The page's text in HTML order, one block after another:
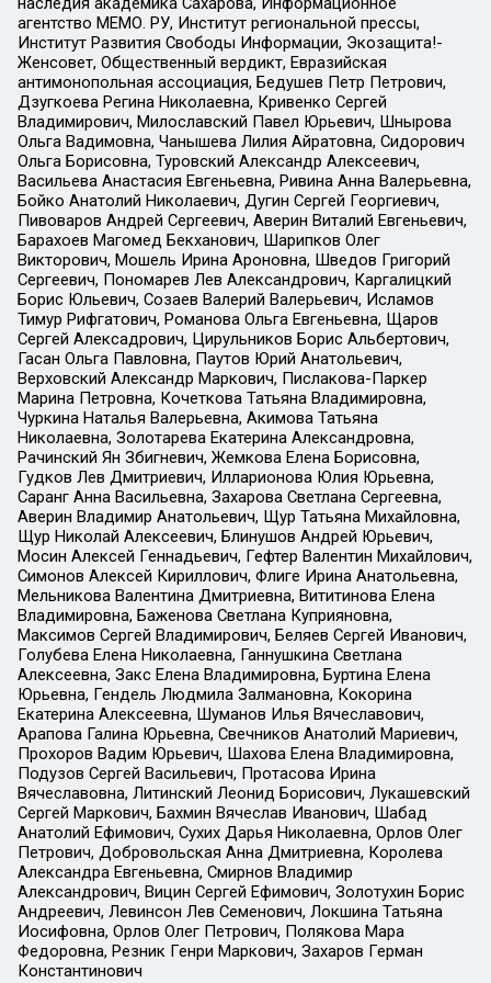
агентство МЕМО. РУ, Институт региональной прессы,
Институт Развития Свободы Информации, Экозащита!-
Женсовет, Общественный вердикт, Евразийская
антимонопольная ассоциация, Бедушев Петр Петрович,
Дзугкоева Регина Николаевна, Кривенко Сергей
Владимирович, Милославский Павел Юрьевич, Шнырова
Ольга Вадимовна, Чанышева Лилия Айратовна, Сидорович
Ольга Борисовна, Туровский Александр Алексеевич,
Васильева Анастасия Евгеньевна, Ривина Анна Валерьевна,
Бойко Анатолий Николаевич, Дугин Сергей Георгиевич,
Пивоваров Андрей Сергеевич, Аверин Виталий Евгеньевич,
Барахоев Магомед Бекханович, Шарипков Олег
Викторович, Мошель Ирина Ароновна, Шведов Григорий
Сергеевич, Пономарев Лев Александрович, Каргалицкий
Борис Юльевич, Созаев Валерий Валерьевич, Исламов
Тимур Рифгатович, Романова Ольга Евгеньевна, Щаров
Сергей Алексадрович, Цирульников Борис Альбертович,
Гасан Ольга Павловна, Паутов Юрий Анатольевич,
Верховский Александр Маркович, Пислакова-Паркер
Марина Петровна, Кочеткова Татьяна Владимировна,
Чуркина Наталья Валерьевна, Акимова Татьяна
Николаевна, Золотарева Екатерина Александровна,
Рачинский Ян Збигневич, Жемкова Елена Борисовна,
Гудков Лев Дмитриевич, Илларионова Юлия Юрьевна,
Саранг Анна Васильевна, Захарова Светлана Сергеевна,
Аверин Владимир Анатольевич, Щур Татьяна Михайловна,
Щур Николай Алексеевич, Блинушов Андрей Юрьевич,
Мосин Алексей Геннадьевич, Гефтер Валентин Михайлович,
Симонов Алексей Кириллович, Флиге Ирина Анатольевна,
Мельникова Валентина Дмитриевна, Вититинова Елена
Владимировна, Баженова Светлана Куприяновна,
Максимов Сергей Владимирович, Беляев Сергей Иванович,
Голубева Елена Николаевна, Ганнушкина Светлана
Алексеевна, Закс Елена Владимировна, Буртина Елена
Юрьевна, Гендель Людмила Залмановна, Кокорина
Екатерина Алексеевна, Шуманов Илья Вячеславович,
Арапова Галина Юрьевна, Свечников Анатолий Мариевич,
Прохоров Вадим Юрьевич, Шахова Елена Владимировна,
Подузов Сергей Васильевич, Протасова Ирина
Вячеславовна, Литинский Леонид Борисович, Лукашевский
Сергей Маркович, Бахмин Вячеслав Иванович, Шабад
Анатолий Ефимович, Сухих Дарья Николаевна, Орлов Олег
Петрович, Добровольская Анна Дмитриевна, Королева
Александра Евгеньевна, Смирнов Владимир
Александрович, Вицин Сергей Ефимович, Золотухин Борис
Андреевич, Левинсон Лев Семенович, Локшина Татьяна
Иосифовна, Орлов Олег Петрович, Полякова Мара
Федоровна, Резник Генри Маркович, Захаров Герман
Константинович